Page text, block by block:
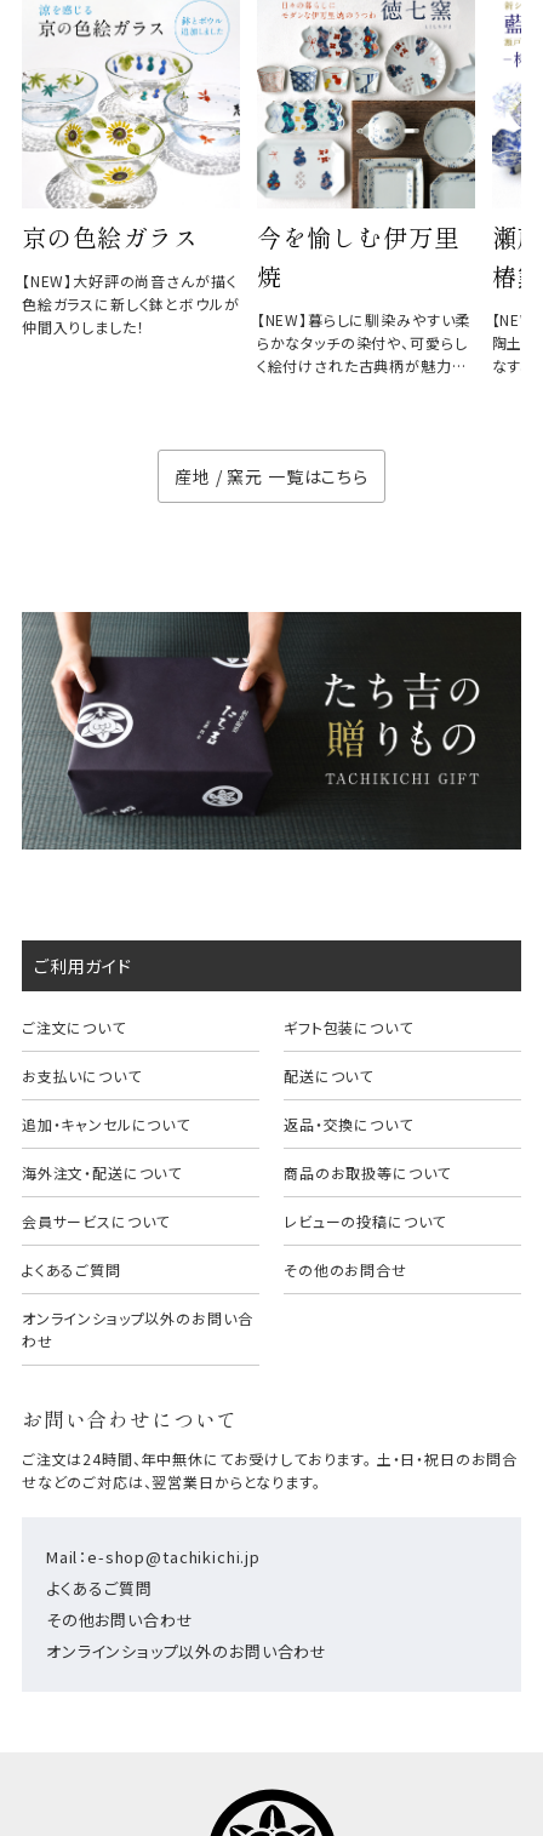
京の色絵ガラス
【NEW】大好評の尚音さんが描く
色絵ガラスに新しく鉢とボウルが
仲間入りしました！
今を愉しむ伊万里
焼
【NEW】暮らしに馴染みやすい柔
らかなタッチの染付や、可愛らし
く絵付けされた古典柄が魅力の
瀬
椿窯
【
陶土と
なす、
産地 / 窯元 一覧はこちら
ご利用ガイド
ご注文について ギフト包装について
お支払いについて 配送について
追加・キャンセルについて 返品・交換について
海外注文・配送について 商品のお取扱等について
会員サービスについて レビューの投稿について
よくあるご質問 その他のお問合せ
オンラインショップ以外のお問い合
わせ
お問い合わせについて
Mail：e-shop@tachikichi.jp
よくあるご質問
その他お問い合わせ
オンラインショップ以外のお問い合わせ
ご注文は24時間、年中無休にてお受けしております。 土・日・祝日のお問合
せなどのご対応は、翌営業日からとなります。